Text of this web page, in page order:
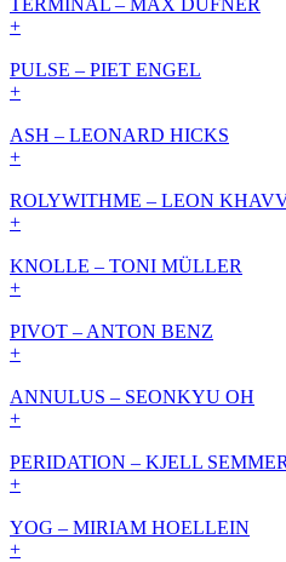
TERMINAL – MAX DUFNER
+
PULSE – PIET ENGEL
+
ASH – LEONARD HICKS
+
ROLYWITHME – LEON
+
KNOLLE – TONI MÜLLER
+
PIVOT – ANTON BENZ
+
ANNULUS – SEONKYU OH
+
PERIDATION – KJELL
+
YOG – MIRIAM HOELLEIN
+